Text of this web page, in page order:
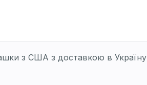
з США з доставкою в Україну